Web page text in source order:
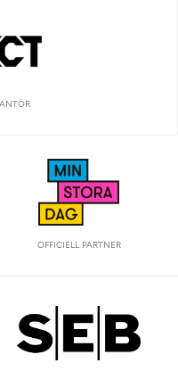
OFFICIELL PARTNER